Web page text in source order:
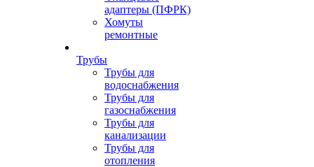
адаптеры (ПФРК)
Хомуты
ремонтные
Трубы
Трубы для
водоснабжения
Трубы для
газоснабжения
Трубы для
канализации
Трубы для
отопления